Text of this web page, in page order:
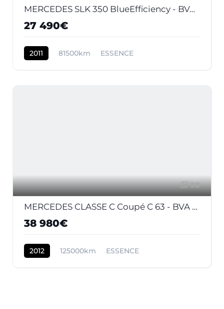
MERCEDES SLK 350 BlueEfficiency - BVA 7G-Tronic Plus COUPE CABRIOLET - BM 172 BVA
27 490€
2011 81500km ESSENCE
30
MERCEDES CLASSE C Coupé C 63 - BVA Speedshift MCT Pack Performance COUPE - BM 204 AMG - BVA
38 980€
2012 125000km ESSENCE